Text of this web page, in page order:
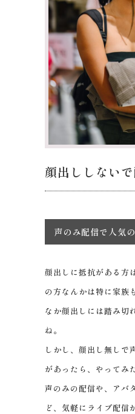
顔出ししない
声のみ配信で人気
顔出しに抵抗がある方
の方なんかは特に家族
なか顔出しには踏み切
ね。
しかし、顔出し無しで
があったら、やってみ
声のみの配信や、アバ
ど、気軽にライブ配信